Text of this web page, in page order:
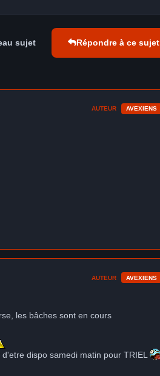
sujet Répondre à ce sujet
AUTEUR AVEXIENS
AUTEUR AVEXIENS
les bâches sont en cours
dispo samedi matin pour TRIEL